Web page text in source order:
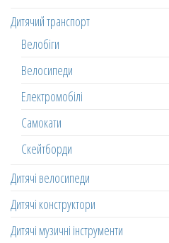
Дитячий транспорт
Велобіги
Велосипеди
Електромобілі
Самокати
Скейтборди
Дитячі велосипеди
Дитячі конструктори
Дитячі музичні інструменти